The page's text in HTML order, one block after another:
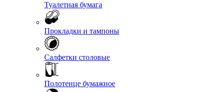
Туалетная бумага
Прокладки и тампоны
Салфетки столовые
Полотенце бумажное